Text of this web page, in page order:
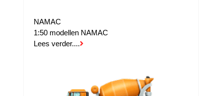
NAMAC
1:50 modellen NAMAC
Lees verder....